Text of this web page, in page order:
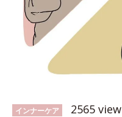
インナーケア 2565 view